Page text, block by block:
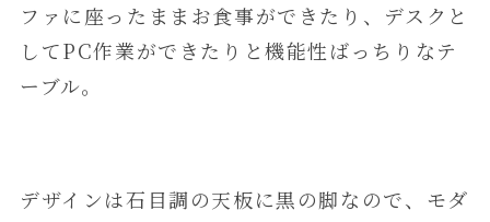
ファに座ったままお食事ができたり、デスクと
してPC作業ができたりと機能性ばっちりなテ
ーブル。
デザインは石目調の天板に黒の脚なので、モダ